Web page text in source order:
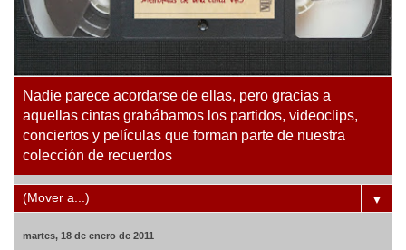
Nadie parece acordarse de ellas, pero gracias a
aquellas cintas grabábamos los partidos, videoclips,
conciertos y películas que forman parte de nuestra
colección de recuerdos
▼
martes, 18 de enero de 2011